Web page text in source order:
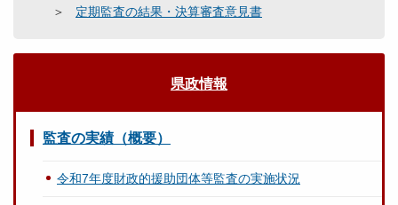
定期監査の結果・決算審査意見書
県政情報
監査の実績（概要）
令和7年度財政的援助団体等監査の実施状況